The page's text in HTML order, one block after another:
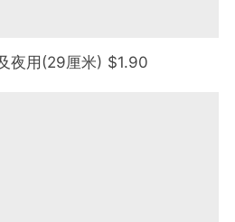
夜用(29厘米) $1.90